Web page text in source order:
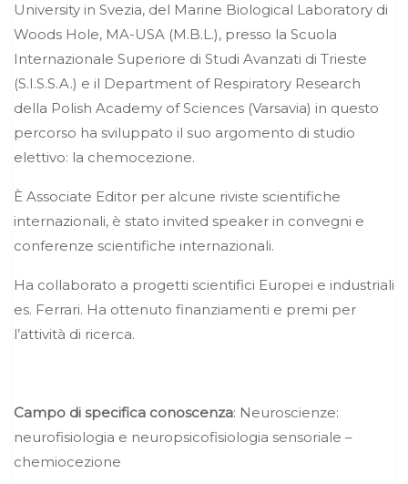
University in Svezia, del Marine Biological Laboratory di
Woods Hole, MA-USA (M.B.L.), presso la Scuola
Internazionale Superiore di Studi Avanzati di Trieste
(S.I.S.S.A.) e il Department of Respiratory Research
della Polish Academy of Sciences (Varsavia) in questo
percorso ha sviluppato il suo argomento di studio
elettivo: la chemocezione.
È Associate Editor per alcune riviste scientifiche
internazionali, è stato invited speaker in convegni e
conferenze scientifiche internazionali.
Ha collaborato a progetti scientifici Europei e industriali
es. Ferrari. Ha ottenuto finanziamenti e premi per
l’attività di ricerca.
Campo di specifica conoscenza: Neuroscienze:
neurofisiologia e neuropsicofisiologia sensoriale –
chemiocezione